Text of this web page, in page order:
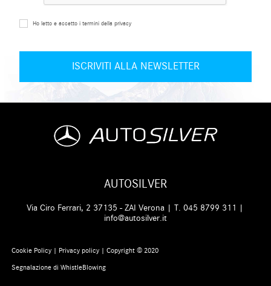
Ho letto e accetto i termini della privacy
AUTOSILVER
Via Ciro Ferrari, 2 37135 - ZAI Verona | T.045 8799 311 |
info@autosilver.it
Cookie Policy | Privacy policy| Copyright © 2020
Segnalazione di WhistleBlowing